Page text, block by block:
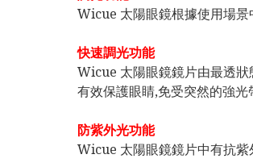
Wicue 太陽眼鏡根據使用場景
快速調光功能
Wicue 太陽眼鏡鏡片由最透
有效保護眼睛,免受突然的強光
防紫外光功能
Wicue 太陽眼鏡鏡片中有抗紫